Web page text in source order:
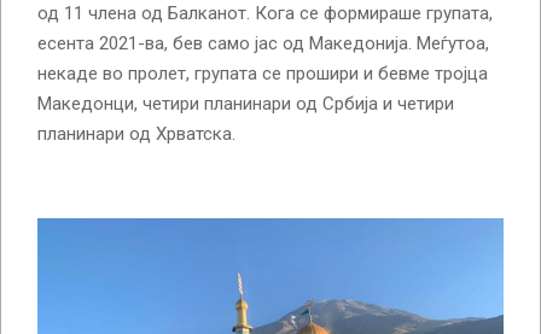
од 11 члена од Балканот. Кога се формираше групата,
есента 2021-ва, бев само јас од Македонија. Меѓутоа,
некаде во пролет, групата се прошири и бевме тројца
Македонци, четири планинари од Србија и четири
планинари од Хрватска.